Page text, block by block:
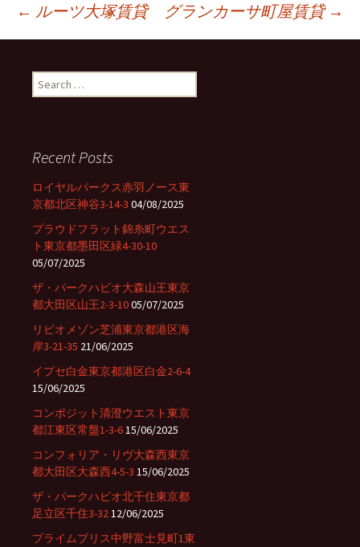
Post
navigation
← ルーツ大塚賃貸 グランカーサ町屋賃貸 →
e
h
f
o
:
Recent Posts
ロイヤルパークス赤羽ノース東
京都北区神谷3-14-3 04/08/2025
プラウドフラット錦糸町ウエス
ト東京都墨田区緑4-30-10
05/07/2025
ザ・パークハビオ大森山王東京
都大田区山王2-3-1005/07/2025
リビオメゾン芝浦東京都港区海
岸3-21-35 21/06/2025
イプセ白金東京都港区白金2-6-4
15/06/2025
コンポジット清澄ウエスト東京
都江東区常盤1-3-615/06/2025
コンフォリア・リヴ大森西東京
都大田区大森西4-5-3 15/06/2025
ザ・パークハビオ北千住東京都
足立区千住3-3212/06/2025
プライムブリス中野富士見町1東